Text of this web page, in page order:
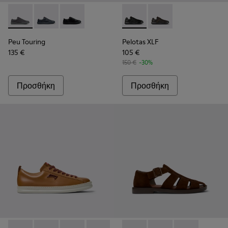
Peu Touring - K101083-005 - Γκρι δερμάτινα αθλητικά
Peu Touring - K101083-004
Peu Touring - K101083-001
Peu Touring
135 €
Προσθήκη
Pelotas XLF - K100752-001 -
Pelotas XLF -
Pelotas XLF
105 €
150 € -30%
Προσθήκη